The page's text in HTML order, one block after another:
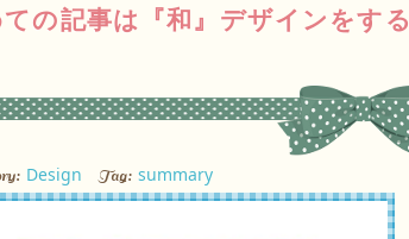
の記事は『和』デザインをする
Design Tag: summary